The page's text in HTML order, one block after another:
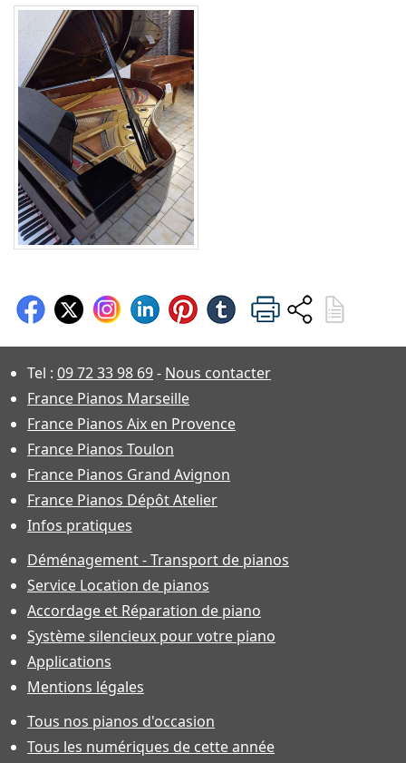
Tel : 09 72 33 98 69- Nous contacter
France Pianos Marseille
France Pianos Aix en Provence
France Pianos Toulon
France Pianos Grand Avignon
France Pianos Dépôt Atelier
Infos pratiques
Déménagement - Transport de pianos
Service Location de pianos
Accordage et Réparation de piano
Système silencieux pour votre piano
Applications
Mentions légales
Tous nos pianos d'occasion
Tous les numériques de cette année